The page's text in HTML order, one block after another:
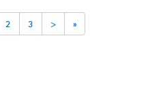
2 3 > »